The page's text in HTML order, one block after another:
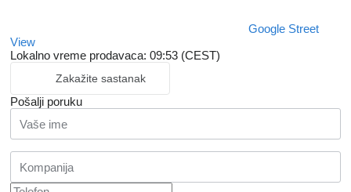
Google Street
View
Lokalno vreme prodavaca: 09:53 (CEST)
Zakažite sastanak
Pošalji poruku